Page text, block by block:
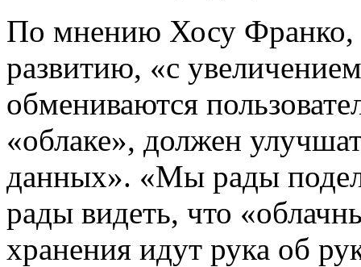
По мнению Хосу Франко,
развитию, «с
обмениваются
«облаке», должен
данных». «Мы рады
рады видеть, что
хранения идут рука об